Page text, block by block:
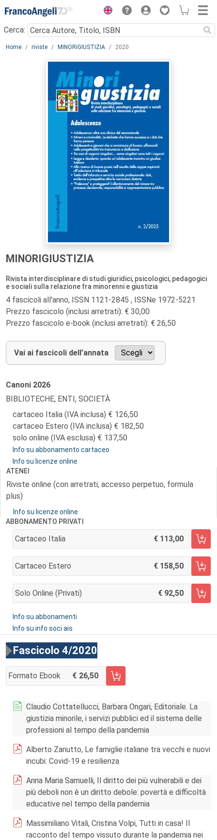
Menu
Cerca:
Main content
Home riviste MINORIGIUSTIZIA 2020
MINORIGIUSTIZIA
Rivista interdisciplinare di studi giuridici, psicologici, pedagogici
e sociali sulla relazione fra minorenni e giustizia
4 fascicoli all'anno, ISSN 1121-2845 , ISSNe 1972-5221
Prezzo fascicolo (inclusi arretrati): € 30,00
Prezzo fascicolo e-book (inclusi arretrati): € 26,50
Vai ai fascicoli dell’annata
Canoni 2026
BIBLIOTECHE, ENTI, SOCIETÀ
cartaceo Italia (IVA inclusa)
126,50
cartaceo Estero (IVA inclusa)
182,50
solo online (IVA esclusa)
137,50
Info su abbonamento cartaceo
Info su licenze online
ATENEI
Riviste online (con arretrati, accesso perpetuo, formula
plus)
Info su licenze online
ABBONAMENTO PRIVATI
Cartaceo Italia 113,00
AGGIUNGI AL CARRELLO
Cartaceo Estero 158,50
AGGIUNGI AL CARRELLO
Solo Online (privati) 92,50
AGGIUNGI AL CARRELLO
Info su abbonamenti
Info su info soci ais
Fascicolo 4/2020
Formato Ebook 26,50
AGGIUNGI AL CARRELLO FASCICOLO 4/2020
Claudio Cottatellucci, Barbara Ongari, Editoriale. La
giustizia minorile, i servizi pubblici ed il sistema delle
professioni al tempo della pandemia
Alberto Zanutto, Le famiglie italiane tra vecchi e nuovi
incubi: Covid-19 e resilienza
Anna Maria Samuelli, Il diritto dei più vulnerabili e dei
più deboli non è un diritto debole: povertà e difficoltà
educative nel tempo della pandemia
Massimiliano Vitali, Cristina Volpi, Tutti in casa! Il
racconto del tempo vissuto durante la pandemia nei